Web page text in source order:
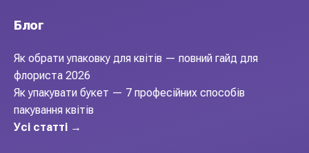
Блог
Як обрати упаковку для квітів — повний гайд для
флориста 2026
Як упакувати букет — 7 професійних способів
пакування квітів
Усі статті →